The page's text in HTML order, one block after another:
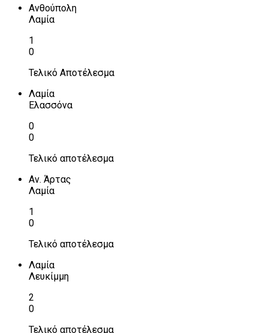
Ανθούπολη
Λαμία
1
0
Τελικό Αποτέλεσμα
Λαμία
Ελασσόνα
0
0
Τελικό αποτέλεσμα
Αν. Άρτας
Λαμία
1
0
Τελικό αποτέλεσμα
Λαμία
Λευκίμμη
2
0
Τελικό αποτέλεσμα